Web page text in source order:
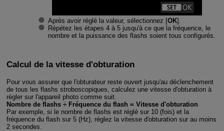
Après avoir réglé la valeur, sélectionnez [OK].
Répétez les étapes 4 à 5 jusqu'à ce que la fréquence, le
nombre et la puissance des flashs soient tous configurés.
Calcul de la vitesse d'obturation
Pour vous assurer que l'obturateur reste ouvert jusqu'au déclenchement
de tous les flashs stroboscopiques, calculez une vitesse d'obturation à
régler sur l'appareil photo comme suit.
Nombre de flashs ÷ Fréquence du flash = Vitesse d'obturation
Par exemple, si le nombre de flashs est réglé sur 10 (fois) et la
fréquence du flash sur 5 (Hz), réglez la vitesse d'obturation sur au moins
2 secondes.